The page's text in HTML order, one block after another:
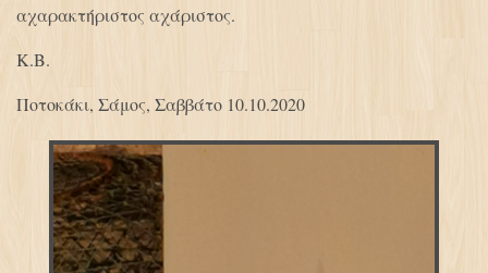
αχαρακτήριστος αχάριστος.
Κ.Β.
Ποτοκάκι, Σάμος, Σαββάτο 10.10.2020